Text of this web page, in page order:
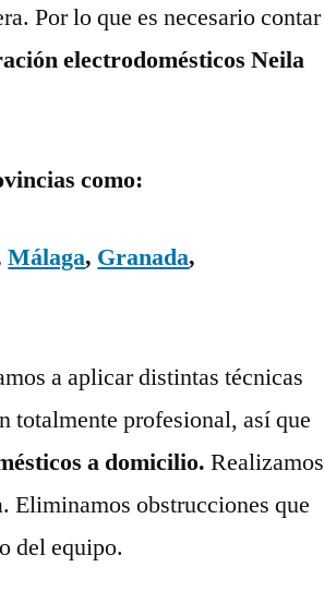
Por lo que es necesario contar
electrodomésticos Neila
como:
Málaga, Granada,
a aplicar distintas técnicas
totalmente profesional, así que
a domicilio.Realizamos
Eliminamos obstrucciones que
del equipo.